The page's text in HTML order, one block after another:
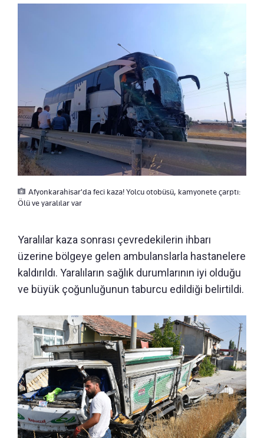
Afyonkarahisar'da feci kaza! Yolcu otobüsü, kamyonete çarptı:
Ölü ve yaralılar var
Yaralılar kaza sonrası çevredekilerin ihbarı
üzerine bölgeye gelen ambulanslarla hastanelere
kaldırıldı. Yaralıların sağlık durumlarının iyi olduğu
ve büyük çoğunluğunun taburcu edildiği belirtildi.